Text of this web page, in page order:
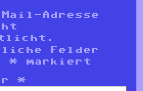
Adresse
Felder
* markiert
*